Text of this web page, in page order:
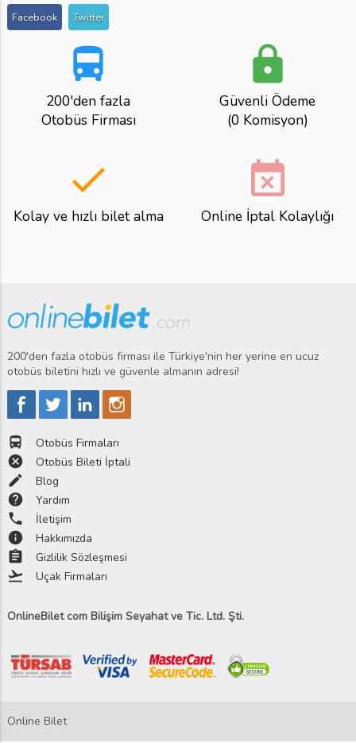
Facebook Twitter
directions_bus
200'den fazla
Otobüs Firması
lock
Güvenli Ödeme
(0 Komisyon)
done
Kolay ve hızlı bilet alma
event_busy
Online İptal Kolaylığı
200'den fazla otobüs firması ile Türkiye'nin her yerine en ucuz
otobüs biletini hızlı ve güvenle almanın adresi!
directions_bus Otobüs Firmaları
cancel Otobüs Bileti İptali
edit Blog
help Yardım
phone İletişim
info Hakkımızda
assignment Gizlilik Sözleşmesi
flight_takeoff Uçak Firmaları
OnlineBilet com Bilişim Seyahat ve Tic. Ltd. Şti.
Online Bilet